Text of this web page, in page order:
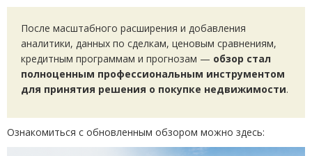
После масштабного расширения и добавления
аналитики, данных по сделкам, ценовым сравнениям,
кредитным программам и прогнозам — обзор стал
полноценным профессиональным инструментом
для принятия решения о покупке недвижимости.
Ознакомиться с обновленным обзором можно здесь: